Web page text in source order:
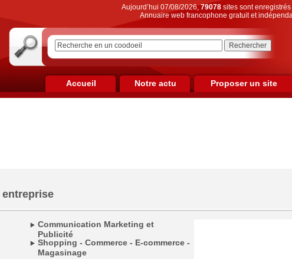
Aujourd’hui 07/08/2026,79078sites sont enregistrés
Annuaire web francophone gratuit et
Accueil Notre actu Proposer un site
Communication Marketing et
Publicité
Shopping - Commerce - E-commerce -
Magasinage